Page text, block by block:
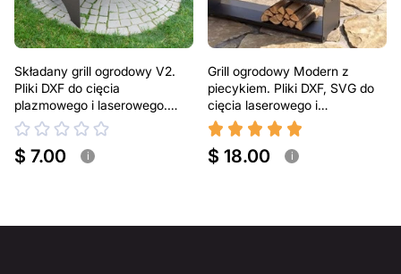
Składany grill ogrodowy V2.
Pliki DXF do cięcia
plazmowego i laserowego.
Przenośny grill BBQ
$ 7.00 i
Grill ogrodowy Modern z
piecykiem. Pliki DXF, SVG do
cięcia laserowego i
plazmowego
$ 18.00 i